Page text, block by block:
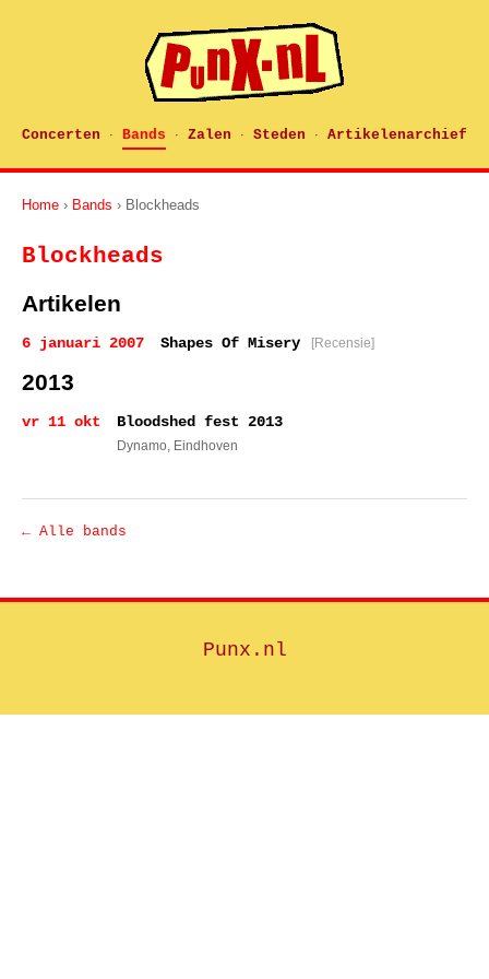
Concerten · Bands · Zalen · Steden · Artikelenarchief
Home › Bands › Blockheads
Blockheads
Artikelen
6 januari 2007 Shapes Of Misery [Recensie]
2013
vr 11 okt Bloodshed fest 2013
Dynamo, Eindhoven
← Alle bands
Punx.nl